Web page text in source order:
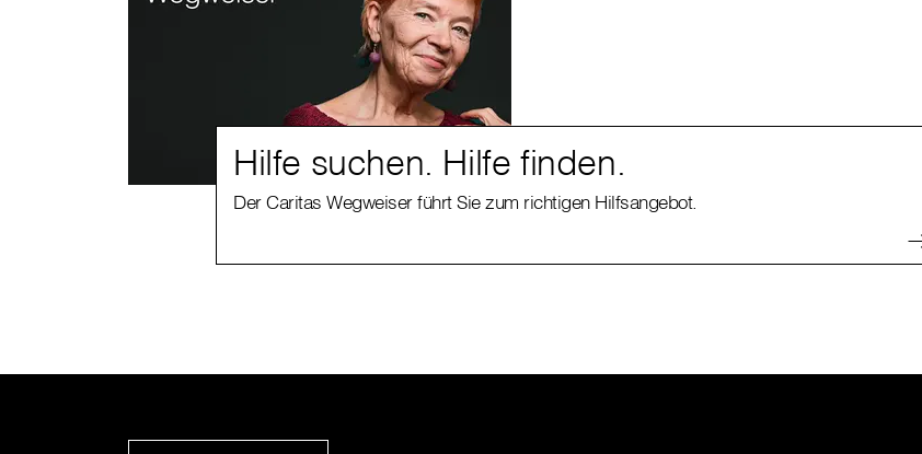
Hilfe suchen. Hilfe finden.
Der Caritas Wegweiser führt Sie zum richtigen Hilfsangebot.